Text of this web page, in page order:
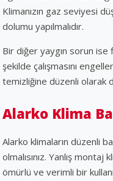
Klimanızın gaz seviyesi
dolumu yapılmalıdır.
Bir diğer yaygın sorun
şekilde çalışmasını
temizliğine düzenli olarak
Alarko Klima
Alarko klimaların düzenli
olmalısınız. Yanlış
ömürlü ve verimli bir